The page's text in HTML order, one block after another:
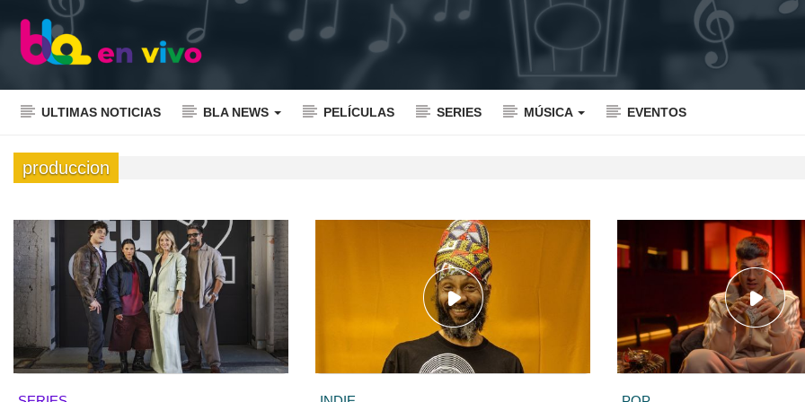
ULTIMAS NOTICIAS BLA NEWS PELÍCULAS SERIES MÚSICA EVENTOS
produccion